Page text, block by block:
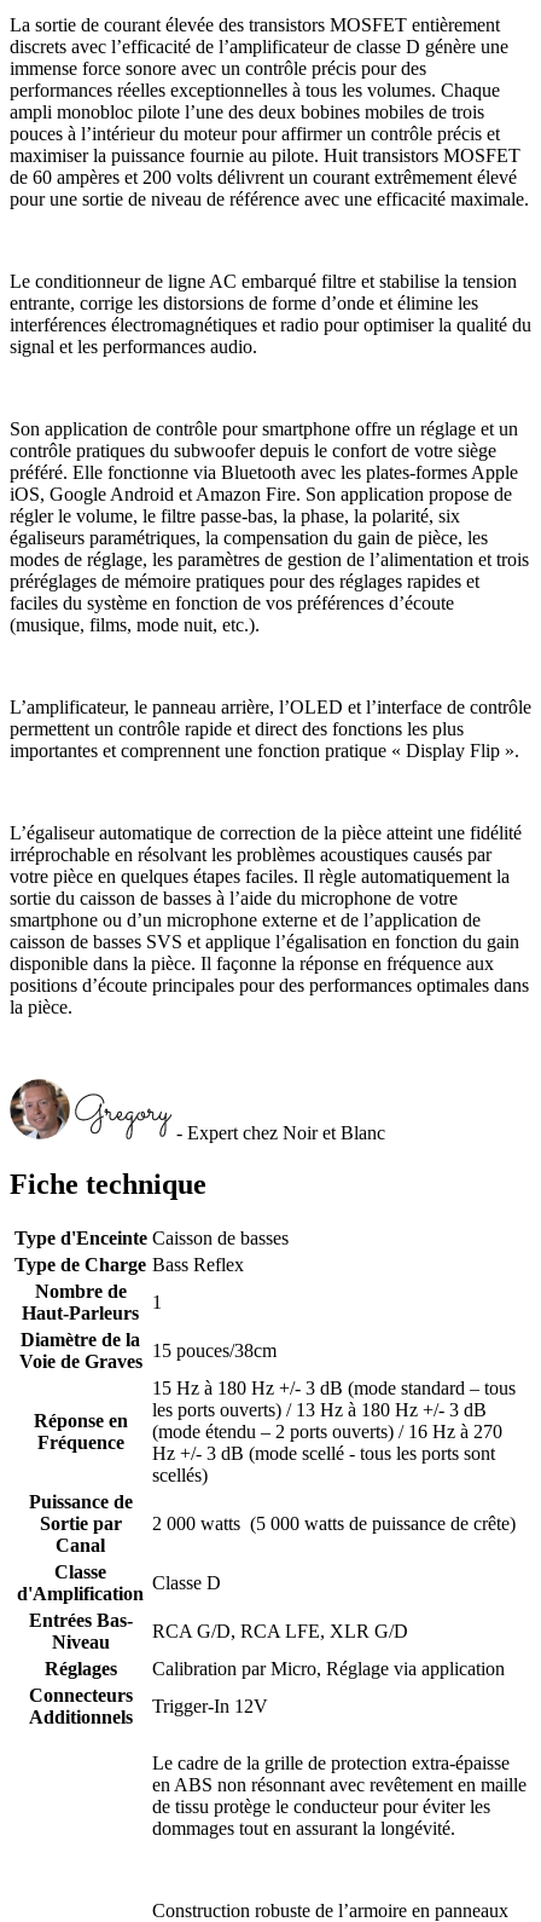
Fiche technique
Type d'Enceinte Caisson de basses
Type de Charge Bass Reflex
Nombre de
Haut-Parleurs
1
Diamètre de la
Voie de Graves
15 pouces/38cm
Réponse en
Fréquence
15 Hz à 180 Hz +/- 3 dB (mode standard – tous
les ports ouverts) / 13 Hz à 180 Hz +/- 3 dB
(mode étendu – 2 ports ouverts) / 16 Hz à 270
Hz +/- 3 dB (mode scellé - tous les ports sont
scellés)
Puissance de
Sortie par
Canal
2 000 watts (5 000 watts de puissance de crête)
Classe
d'Amplification
Classe D
Entrées Bas-
Niveau
RCA G/D, RCA LFE, XLR G/D
Réglages
Calibration par Micro, Réglage via application
Connecteurs
Additionnels
Trigger-In 12V
Le cadre de la grille de protection extra-épaisse
en ABS non résonnant avec revêtement en maille
de tissu protège le conducteur pour éviter les
dommages tout en assurant la longévité.
Construction robuste de l’armoire en panneaux
La sortie de courant élevée des transistors MOSFET entièrement
discrets avec l’efficacité de l’amplificateur de classe D génère une
immense force sonore avec un contrôle précis pour des
performances réelles exceptionnelles à tous les volumes. Chaque
ampli monobloc pilote l’une des deux bobines mobiles de trois
pouces à l’intérieur du moteur pour affirmer un contrôle précis et
maximiser la puissance fournie au pilote. Huit transistors MOSFET
de 60 ampères et 200 volts délivrent un courant extrêmement élevé
pour une sortie de niveau de référence avec une efficacité maximale.
Le conditionneur de ligne AC embarqué filtre et stabilise la tension
entrante, corrige les distorsions de forme d’onde et élimine les
interférences électromagnétiques et radio pour optimiser la qualité du
signal et les performances audio.
Son application de contrôle pour smartphone offre un réglage et un
contrôle pratiques du subwoofer depuis le confort de votre siège
préféré. Elle fonctionne via Bluetooth avec les plates-formes Apple
iOS, Google Android et Amazon Fire. Son application propose de
régler le volume, le filtre passe-bas, la phase, la polarité, six
égaliseurs paramétriques, la compensation du gain de pièce, les
modes de réglage, les paramètres de gestion de l’alimentation et trois
préréglages de mémoire pratiques pour des réglages rapides et
faciles du système en fonction de vos préférences d’écoute
(musique, films, mode nuit, etc.).
L’amplificateur, le panneau arrière, l’OLED et l’interface de contrôle
permettent un contrôle rapide et direct des fonctions les plus
importantes et comprennent une fonction pratique « Display Flip ».
L’égaliseur automatique de correction de la pièce atteint une fidélité
irréprochable en résolvant les problèmes acoustiques causés par
votre pièce en quelques étapes faciles. Il règle automatiquement la
sortie du caisson de basses à l’aide du microphone de votre
smartphone ou d’un microphone externe et de l’application de
caisson de basses SVS et applique l’égalisation en fonction du gain
disponible dans la pièce. Il façonne la réponse en fréquence aux
positions d’écoute principales pour des performances optimales dans
la pièce.
- Expert chez Noir et Blanc